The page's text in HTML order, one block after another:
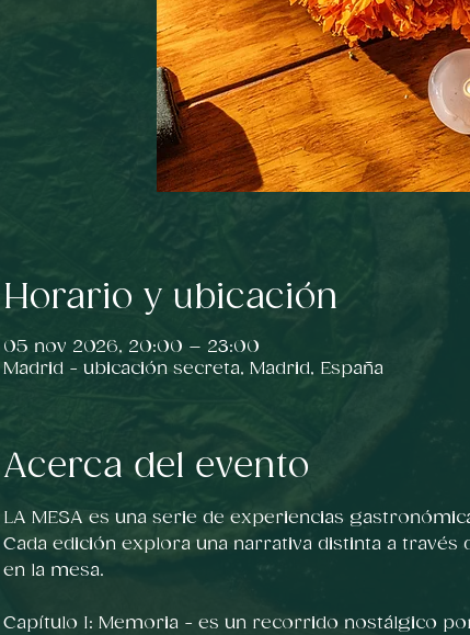
Horario y ubicación
05 nov 2026, 20:00 – 23:00
Madrid - ubicación secreta, Madrid, España
Acerca del evento
LA MESA es una serie de experiencias
Cada edición explora una narrativa distinta a
en la mesa.
Capítulo I: Memoria - es un recorrido nostálgico